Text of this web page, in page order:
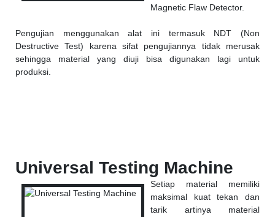
Magnetic Flaw Detector.
Pengujian menggunakan alat ini termasuk NDT (Non
Destructive Test) karena sifat pengujiannya tidak merusak
sehingga material yang diuji bisa digunakan lagi untuk
produksi.
Universal Testing Machine
Setiap material memiliki
maksimal kuat tekan dan
tarik artinya material